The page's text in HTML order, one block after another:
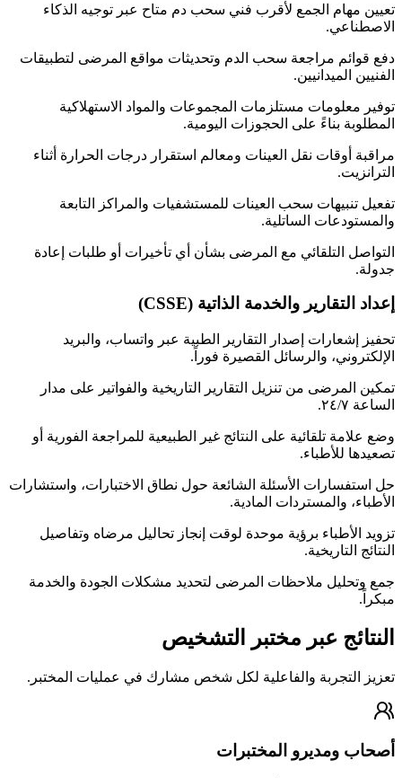
تعيين مهام الجمع لأقرب فني سحب دم متاح عبر توجيه الذكاء
الاصطناعي.
دفع قوائم مراجعة سحب الدم وتحديثات مواقع المرضى لتطبيقات
الفنيين الميدانيين.
توفير معلومات مستلزمات المجموعات والمواد الاستهلاكية
المطلوبة بناءً على الحجوزات اليومية.
مراقبة أوقات نقل العينات ومعالم استقرار درجات الحرارة أثناء
الترانزيت.
تفعيل تنبيهات سحب العينات للمستشفيات والمراكز التابعة
والمستودعات الساتلية.
التواصل التلقائي مع المرضى بشأن أي تأخيرات أو طلبات إعادة
جدولة.
إعداد التقارير والخدمة الذاتية (CSSE)
تحفيز إشعارات إصدار التقارير الطبية عبر واتساب، والبريد
الإلكتروني، والرسائل القصيرة فوراً.
تمكين المرضى من تنزيل التقارير التاريخية والفواتير على مدار
الساعة ٢٤/٧.
وضع علامة تلقائية على النتائج غير الطبيعية للمراجعة الفورية أو
تصعيدها للأطباء.
حل استفسارات الأسئلة الشائعة حول نطاق الاختبارات، واستشارات
الأطباء، والمستردات المادية.
تزويد الأطباء برؤية موحدة لوقت إنجاز تحاليل مرضاه وتفاصيل
النتائج التاريخية.
جمع وتحليل ملاحظات المرضى لتحديد مشكلات الجودة والخدمة
مبكراً.
النتائج عبر مختبر التشخيص
تعزيز التجربة والفاعلية لكل شخص مشارك في عمليات المختبر.
أصحاب ومديرو المختبرات